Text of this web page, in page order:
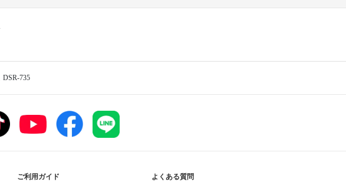
DSR-735
ご利用ガイド よくある質問